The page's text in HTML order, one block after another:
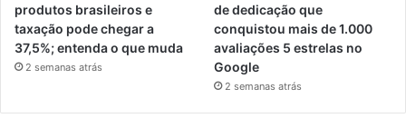
produtos brasileiros e
taxação pode chegar a
37,5%; entenda o que muda
2 semanas atrás
de dedicação que
conquistou mais de 1.000
avaliações 5 estrelas no
Google
2 semanas atrás